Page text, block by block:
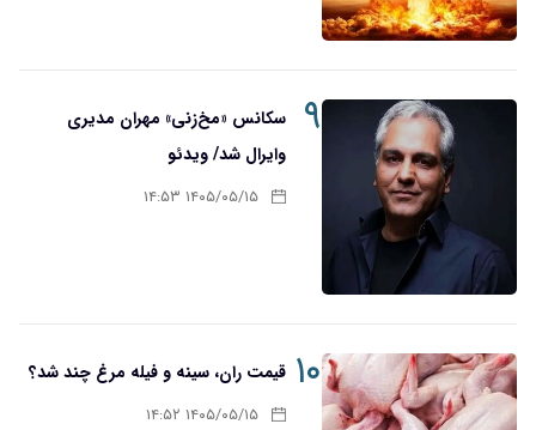
۹
سکانس «مخ‌زنی» مهران مدیری
وایرال شد/ ویدئو
۱۴۰۵/۰۵/۱۵ ۱۴:۵۳
۱۰ قیمت ران، سینه و فیله مرغ چند شد؟
۱۴۰۵/۰۵/۱۵ ۱۴:۵۲